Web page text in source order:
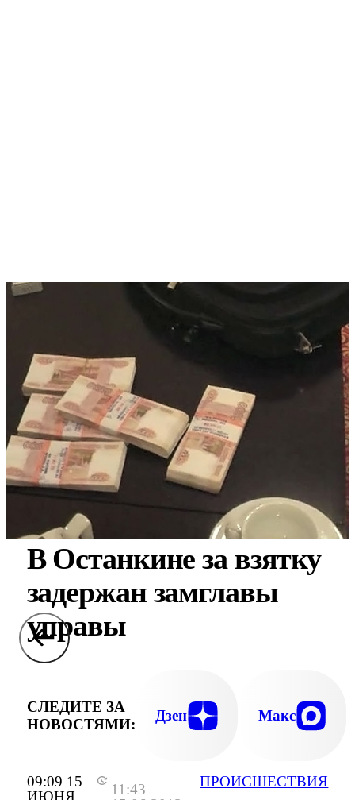
09:09 15
11:43
ПРОИСШЕСТВИЯ
В Останкине за взятку
задержан замглавы
управы
СЛЕДИТЕ ЗА
НОВОСТЯМИ:
Дзен Макс